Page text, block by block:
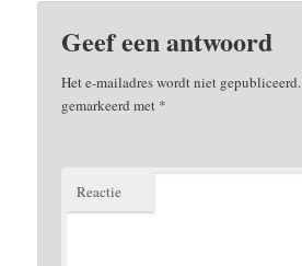
Geef een antwoord
Het e-mailadres wordt niet gepubliceerd.
gemarkeerd met *
Reactie